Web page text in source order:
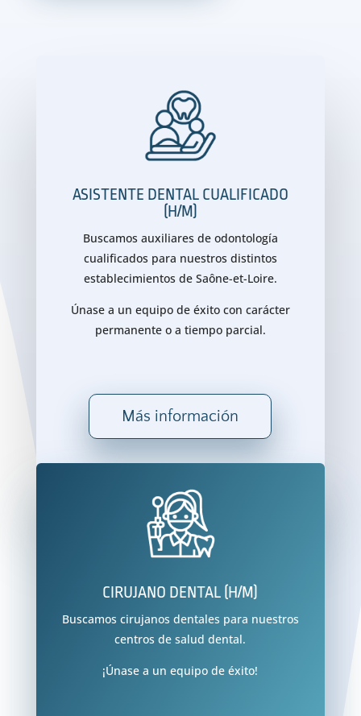
ASISTENTE DENTAL CUALIFICADO
(H/M)
Buscamos auxiliares de odontología
cualificados para nuestros distintos
establecimientos de Saône-et-Loire.
Únase a un equipo de éxito con carácter
permanente o a tiempo parcial.
Más información
CIRUJANO DENTAL (H/M)
Buscamos cirujanos dentales para nuestros
centros de salud dental.
¡Únase a un equipo de éxito!